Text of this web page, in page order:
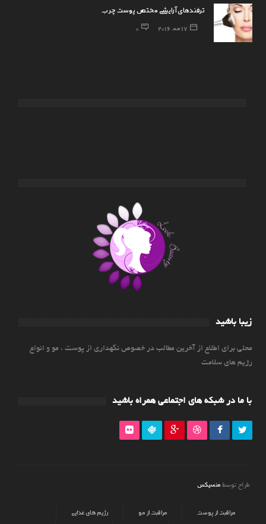
ترفندهای آرایشی مختص پوست چرب
17 مه, 2016 0
زیبا باشید
محلی برای اطلاع از آخرین مطالب در خصوص نگهداری از پوست ، مو و انواع
رژیم های سلامت
با ما در شبکه های اجتماعی همراه باشید
طراح توسط منسیکس
مراقبت از پوست مراقبت از مو
رژیم های غذایی